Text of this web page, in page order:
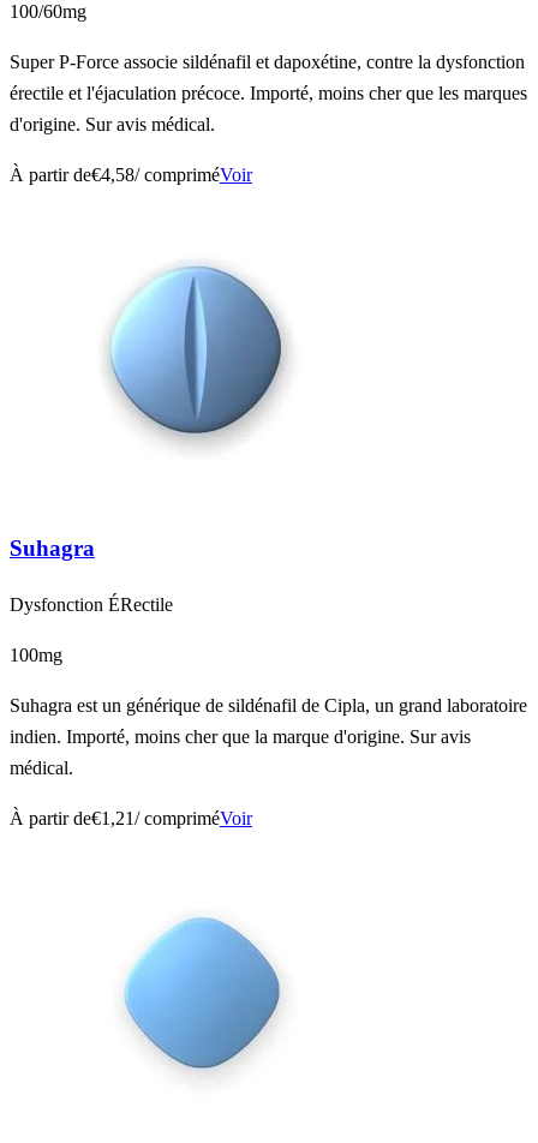
100/60mg
Super P-Force associe sildénafil et dapoxétine, contre la dysfonction
érectile et l'éjaculation précoce. Importé, moins cher que les marques
d'origine. Sur avis médical.
À partir de€4,58/ compriméVoir
Suhagra
Dysfonction ÉRectile
100mg
Suhagra est un générique de sildénafil de Cipla, un grand laboratoire
indien. Importé, moins cher que la marque d'origine. Sur avis
médical.
À partir de€1,21/ compriméVoir